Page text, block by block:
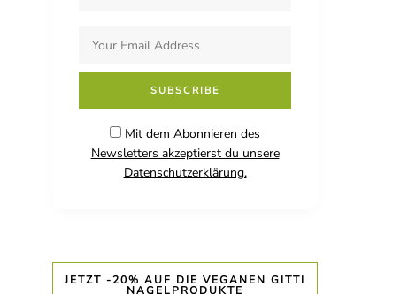
Mit dem Abonnieren des
Newsletters akzeptierst du unsere
Datenschutzerklärung.
JETZT -20% AUF DIE VEGANEN GITTI
NAGELPRODUKTE